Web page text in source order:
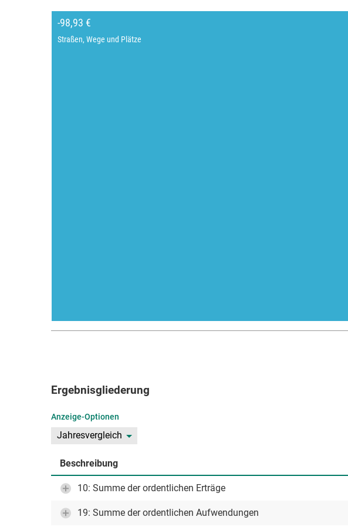
-98,93 €
Straßen, Wege und Plätze
Ergebnisgliederung
Anzeige-Optionen
Jahresvergleich
Beschreibung
10: Summe der ordentlichen Erträge
19: Summe der ordentlichen Aufwendungen